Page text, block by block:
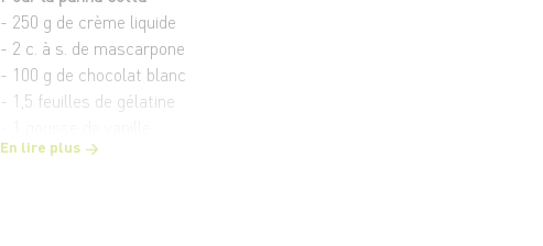
- 250 g de crème liquide
- 2 c. à s. de mascarpone
- 100 g de chocolat blanc
- 1,5 feuilles de gélatine
- 1 petite barquette de framboises
En lire plus